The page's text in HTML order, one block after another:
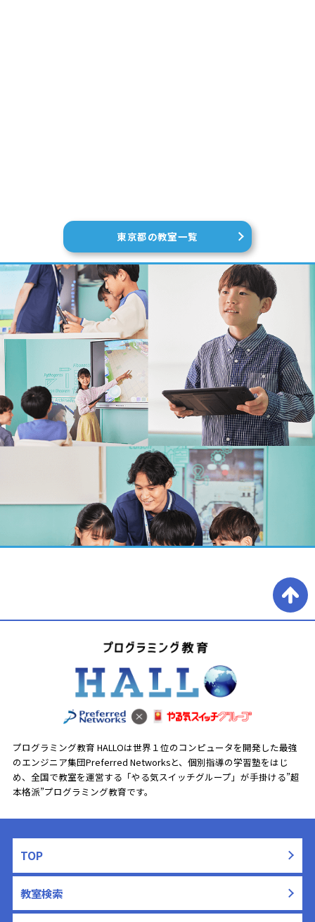
東京都の教室一覧
プログラミング教育 HALLOは世界１位のコンピュータを開発した最強
のエンジニア集団Preferred Networksと、 個別指導の学習塾をはじ
め、全国で教室を運営する「やる気スイッチグループ」が手掛ける”超
本格派”プログラミング教育です。
TOP
教室検索